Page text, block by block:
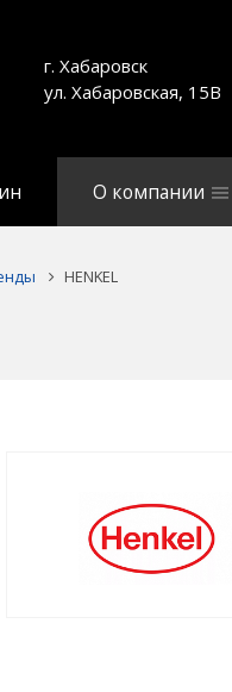
г. Хабаровск
ул. Хабаровская, 15В
О компании
HENKEL